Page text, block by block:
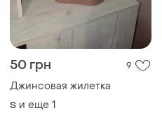
50 грн 9
Джинсовая жилетка
S и еще 1